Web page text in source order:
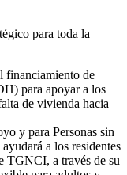
para toda la
financiamiento de
para apoyar a los
de vivienda hacia
y para Personas sin
a los residentes
TGNCI, a través de su